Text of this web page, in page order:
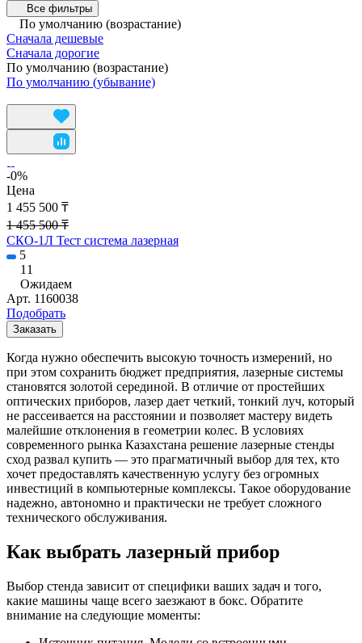
Все фильтры
По умолчанию (возрастание)
Сначала дешевые
Сначала дорогие
По умолчанию (возрастание)
По умолчанию (убывание)
-0%
Цена
1 455 500 ₸
1 455 500 ₸
СКО-1Л Тест система лазерная
5
11
Ожидаем
Арт. 1160038
Подобрать
Заказать
Когда нужно обеспечить высокую точность измерений, но
при этом сохранить бюджет предприятия, лазерные системы
становятся золотой серединой. В отличие от простейших
оптических приборов, лазер дает четкий, тонкий луч, который
не рассеивается на расстоянии и позволяет мастеру видеть
малейшие отклонения в геометрии колес. В условиях
современного рынка Казахстана решение лазерные стенды
сход развал купить — это прагматичный выбор для тех, кто
хочет предоставлять качественную услугу без огромных
инвестиций в компьютерные комплексы. Такое оборудование
надежно, автономно и практически не требует сложного
технического обслуживания.
Как выбрать лазерный прибор
Выбор стенда зависит от специфики ваших задач и того,
какие машины чаще всего заезжают в бокс. Обратите
внимание на следующие моменты: